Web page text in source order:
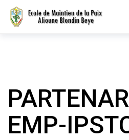
Skip
EMP-